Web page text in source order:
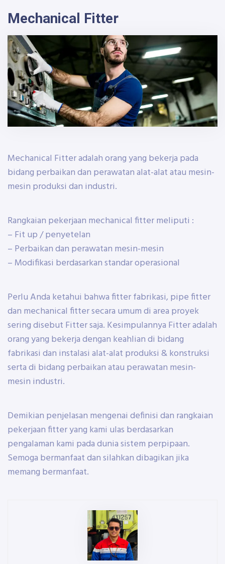
Mechanical Fitter
Mechanical Fitter adalah orang yang bekerja pada
bidang perbaikan dan perawatan alat-alat atau mesin-
mesin produksi dan industri.
Rangkaian pekerjaan mechanical fitter meliputi :
– Fit up / penyetelan
– Perbaikan dan perawatan mesin-mesin
– Modifikasi berdasarkan standar operasional
Perlu Anda ketahui bahwa fitter fabrikasi, pipe fitter
dan mechanical fitter secara umum di area proyek
sering disebut Fitter saja. Kesimpulannya Fitter adalah
orang yang bekerja dengan keahlian di bidang
fabrikasi dan instalasi alat-alat produksi & konstruksi
serta di bidang perbaikan atau perawatan mesin-
mesin industri.
Demikian penjelasan mengenai definisi dan rangkaian
pekerjaan fitter yang kami ulas berdasarkan
pengalaman kami pada dunia sistem perpipaan.
Semoga bermanfaat dan silahkan dibagikan jika
memang bermanfaat.